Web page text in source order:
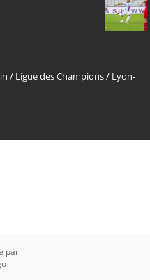
/ Ligue des Champions/ Lyon-
par